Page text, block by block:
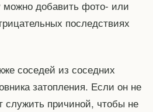
можно добавить фото- или
последствиях
соседей из соседних
затопления. Если он не
служить причиной, чтобы не